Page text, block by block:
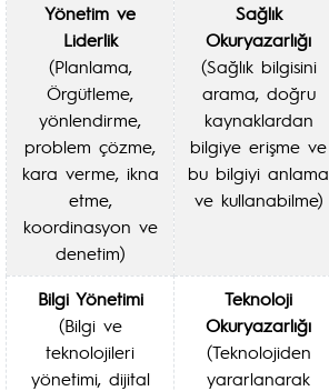
Yönetim ve
Liderlik
(Planlama,
Örgütleme,
yönlendirme,
problem çözme,
kara verme, ikna
etme,
koordinasyon ve
denetim)
Sağlık
Okuryazarlığı
(Sağlık bilgisini
arama, doğru
kaynaklardan
bilgiye erişme ve
bu bilgiyi anlama
ve kullanabilme)
Bilgi Yönetimi
(Bilgi ve
teknolojileri
yönetimi, dijital
Teknoloji
Okuryazarlığı
(Teknolojiden
yararlanarak